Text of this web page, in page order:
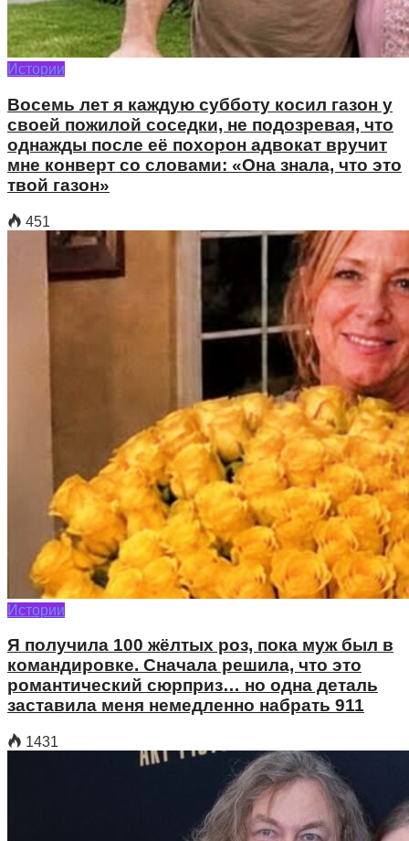
Истории
Восемь лет я каждую субботу косил газон у
своей пожилой соседки, не подозревая, что
однажды после её похорон адвокат вручит
мне конверт со словами: «Она знала, что это
твой газон»
451
Истории
Я получила 100 жёлтых роз, пока муж был в
командировке. Сначала решила, что это
романтический сюрприз… но одна деталь
заставила меня немедленно набрать 911
1431